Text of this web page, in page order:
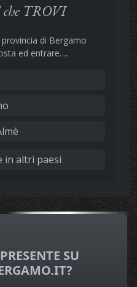
che TROVI
di Bergamo
ed entrare….
in altri paesi
SU